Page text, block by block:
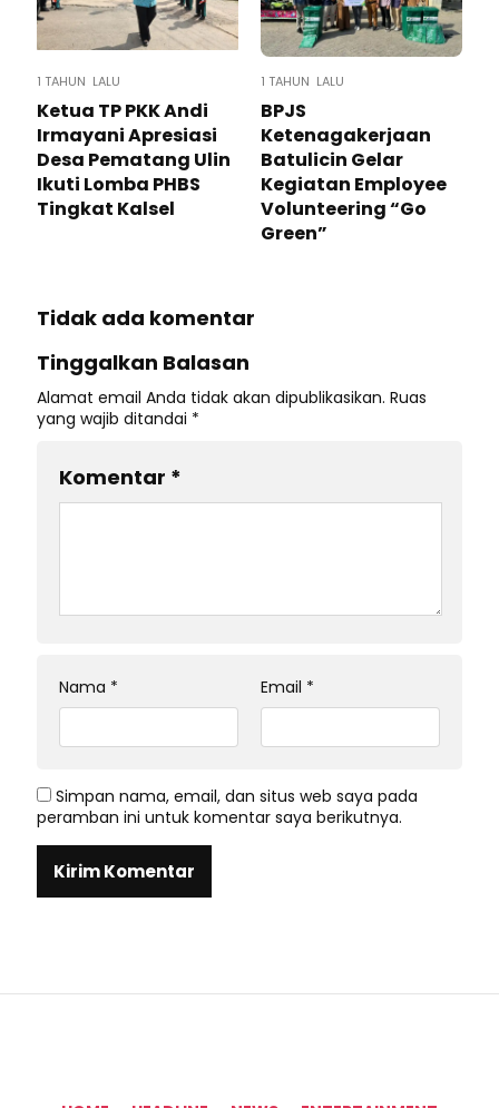
1 TAHUN LALU
Ketua TP PKK Andi
Irmayani Apresiasi
Desa Pematang Ulin
Ikuti Lomba PHBS
Tingkat Kalsel
1 TAHUN LALU
BPJS
Ketenagakerjaan
Batulicin Gelar
Kegiatan Employee
Volunteering “Go
Green”
Tidak ada komentar
Tinggalkan Balasan
Alamat email Anda tidak akan dipublikasikan. Ruas
yang wajib ditandai *
Komentar *
Nama * Email *
Simpan nama, email, dan situs web saya pada
peramban ini untuk komentar saya berikutnya.